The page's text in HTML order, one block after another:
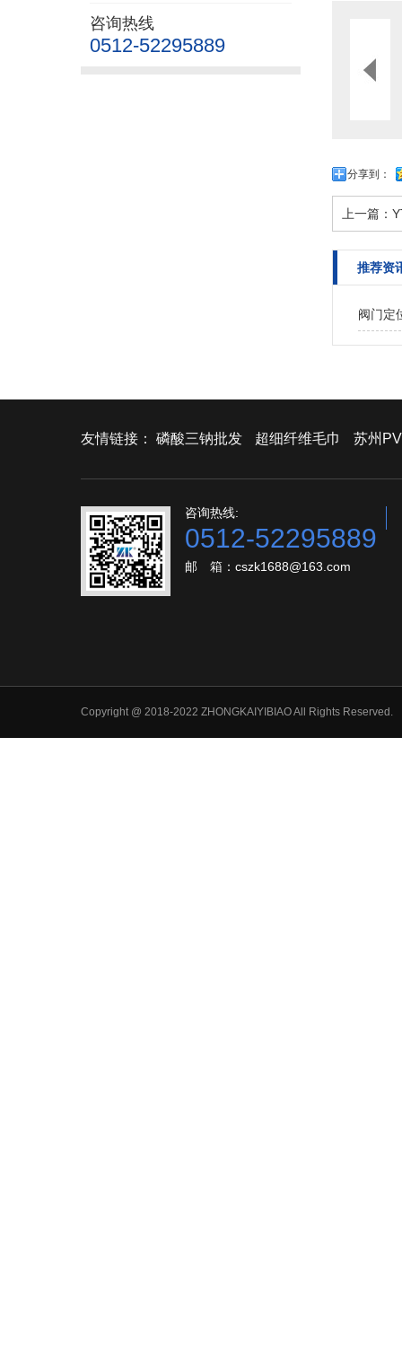
咨询热线
0512-52295889
分享到：
上一篇：
推荐资
阀门定
友情链接： 磷酸三钠批发 超细纤维毛巾 苏州
咨询热线:
0512-52295889
邮 箱：cszk1688@163.com
Copyright @ 2018-2022 ZHONGKAIYIBIAO All Rights